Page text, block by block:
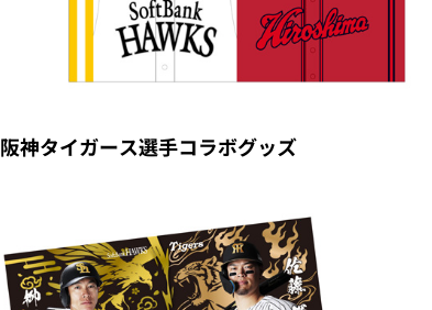
阪神タイガース選手コラボグッズ